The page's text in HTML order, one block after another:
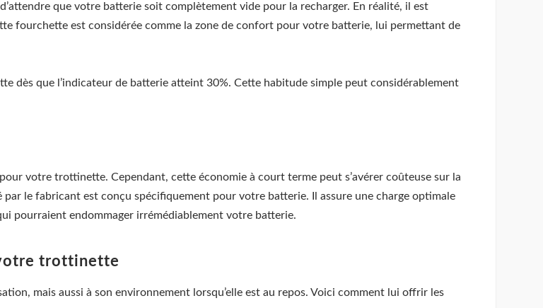
que votre batterie soit complètement vide pour la recharger. En réalité, il est
fourchette est considérée comme la zone de confort pour votre batterie, lui permettant de
dès que l’indicateur de batterie atteint 30%. Cette habitude simple peut considérablement
votre trottinette. Cependant, cette économie à court terme peut s’avérer coûteuse sur la
par le fabricant est conçu spécifiquement pour votre batterie. Il assure une charge optimale
pourraient endommager irrémédiablement votre batterie.
trottinette
mais aussi à son environnement lorsqu’elle est au repos. Voici comment lui offrir les